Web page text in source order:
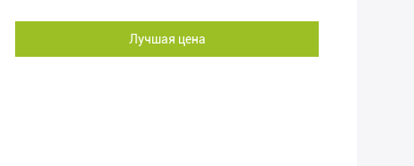
Лучшая цена